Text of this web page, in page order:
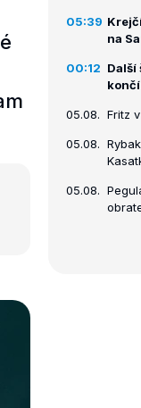
05:39
na
00:12 Další
končí
05.08. Fritz
05.08.
05.08.